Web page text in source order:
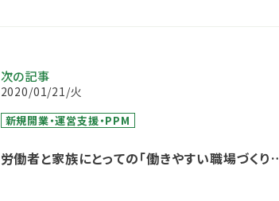
次の記事
2020/01/21/火
新規開業・運営支援・PPM
労働者と家族にとっての「働きやすい職場づくり」